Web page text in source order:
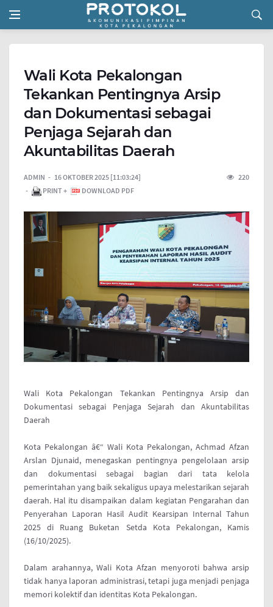
Wali Kota Pekalongan
Tekankan Pentingnya Arsip
dan Dokumentasi sebagai
Penjaga Sejarah dan
Akuntabilitas Daerah
ADMIN 16 OKTOBER 2025 [11:03:24]
220
PRINT +
DOWNLOAD PDF
Wali Kota Pekalongan Tekankan Pentingnya Arsip dan
Dokumentasi sebagai Penjaga Sejarah dan Akuntabilitas
Daerah
Kota Pekalongan â€“ Wali Kota Pekalongan, Achmad Afzan
Arslan Djunaid, menegaskan pentingnya pengelolaan arsip
dan dokumentasi sebagai bagian dari tata kelola
pemerintahan yang baik sekaligus upaya melestarikan sejarah
daerah. Hal itu disampaikan dalam kegiatan Pengarahan dan
Penyerahan Laporan Hasil Audit Kearsipan Internal Tahun
2025 di Ruang Buketan Setda Kota Pekalongan, Kamis
(16/10/2025).
Dalam arahannya, Wali Kota Afzan menyoroti bahwa arsip
tidak hanya laporan administrasi, tetapi juga menjadi penjaga
memori kolektif dan identitas Kota Pekalongan.